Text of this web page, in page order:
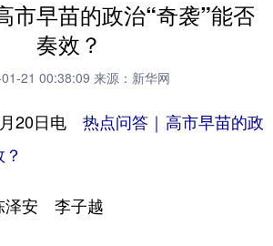
高层 时政 人事
科创 量子 体育
视频
市早苗的政治“奇袭”能否
奏效？
21 00:38:09 来源：新华网
20日电热点问答｜高市早苗的政
安 李子越